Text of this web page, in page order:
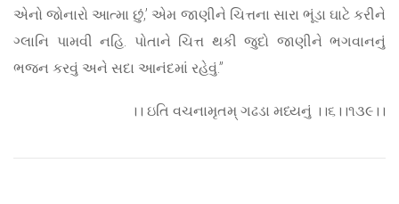
એનો જોનારો આત્મા છું,’ એમ જાણીને ચિત્તના સારા ભૂંડા ઘાટે કરીને
ગ્લાનિ પામવી નહિ. પોતાને ચિત્ત થકી જુદો જાણીને ભગવાનનું
ભજન કરવું અને સદા આનંદમાં રહેવું.”
।। ઇતિ વચનામૃતમ્ ગઢડા મધ્યનું ।।૬।।૧૩૯।।